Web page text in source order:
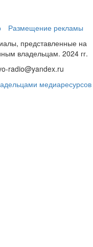
Размещение рекламы
представленные на
владельцам. 2024 гг.
radio@yandex.ru
медиаресурсов